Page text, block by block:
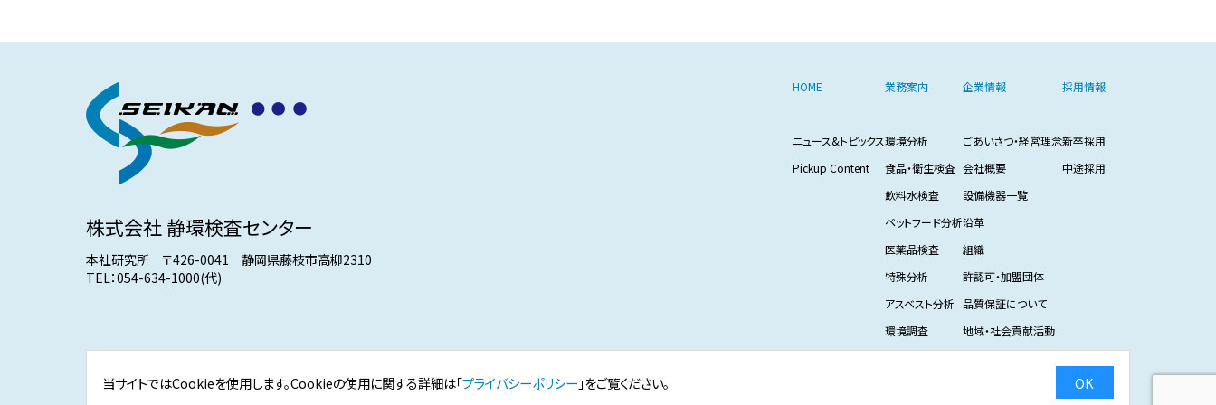
当サイトではCookieを使用します。Cookieの使用に関する詳細は「プライバシーポリシー 」をご覧ください。 OK
株式会社 静環検査センター
本社研究所 〒426-0041 静岡県藤枝市高柳2310
TEL：054-634-1000(代)
Copyright (C) 2014-2025 SEIKAN KENSA CENTER Inc. All Rights Reserved.
HOME
ニュース&トピックス
Pickup Content
業務案内
環境分析
食品・衛生検査
飲料水検査
ペットフード分析
医薬品検査
特殊分析
アスベスト分析
環境調査
企業情報
ごあいさつ・経営理念
会社概要
設備機器一覧
沿革
組織
許認可・加盟団体
品質保証について
地域・社会貢献活動
採用情報
新卒採用
中途採用